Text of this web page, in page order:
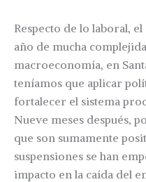
Respecto de lo laboral,
año de mucha
macroeconomía, en
teníamos que aplicar
fortalecer el sistema
Nueve meses después,
que son sumamente
suspensiones se han
impacto en la caída del